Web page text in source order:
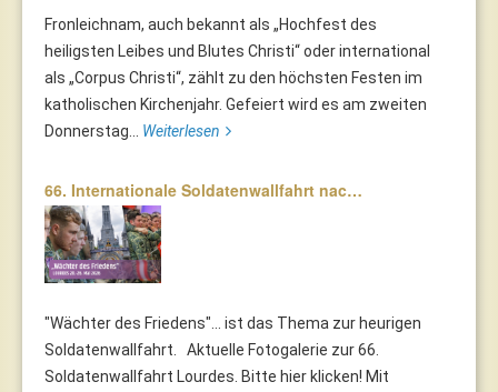
Fronleichnam, auch bekannt als „Hochfest des
heiligsten Leibes und Blutes Christi“ oder international
als „Corpus Christi“, zählt zu den höchsten Festen im
katholischen Kirchenjahr. Gefeiert wird es am zweiten
Donnerstag... Weiterlesen
66. Internationale Soldatenwallfahrt nac…
"Wächter des Friedens"... ist das Thema zur heurigen
Soldatenwallfahrt. Aktuelle Fotogalerie zur 66.
Soldatenwallfahrt Lourdes. Bitte hier klicken! Mit